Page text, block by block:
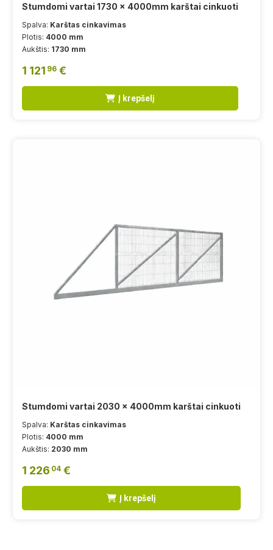
Stumdomi vartai 1730 x 4000mm karštai cinkuoti
Spalva: Karštas cinkavimas
Plotis: 4000 mm
Aukštis: 1730 mm
1 121 96 €
Į krepšelį
Stumdomi vartai 2030 x 4000mm karštai cinkuoti
Spalva: Karštas cinkavimas
Plotis: 4000 mm
Aukštis: 2030 mm
1 226 04 €
Į krepšelį